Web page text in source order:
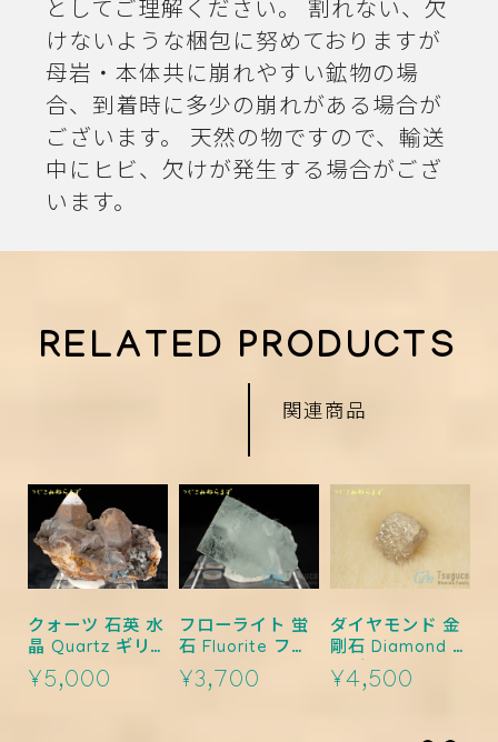
としてご理解ください。 割れない、欠
けないような梱包に努めておりますが
母岩・本体共に崩れやすい鉱物の場
合、到着時に多少の崩れがある場合が
ございます。 天然の物ですので、輸送
中にヒビ、欠けが発生する場合がござ
います。
RELATED PRODUCTS
関連商品
クォーツ 石英 水
晶 Quartz ギリ
シャ TM-0016
¥5,000
フローライト 蛍
石 Fluorite フラ
ンス TM-0017
¥3,700
ダイヤモンド 金
剛石 Diamond ザ
ンビア TM-0019
¥4,500